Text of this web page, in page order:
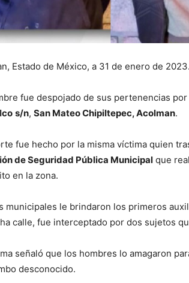
Estado de México, a 31 de enero de 2023.
fue despojado de sus pertenencias
s/n, San Mateo Chipiltepec, Acolman.
fue hecho por la misma víctima quien
de Seguridad Pública Municipal que
en la zona.
municipales le brindaron los primeros
calle, fue interceptado por dos sujetos
señaló que los hombres lo amagaron
desconocido.